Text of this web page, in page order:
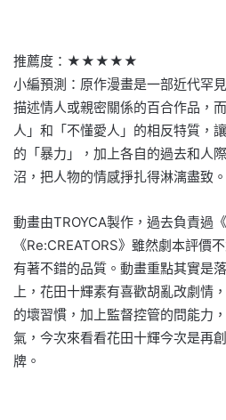
推薦度：★★★★★
小編預測：原作漫畫是一部近代罕
描述情人或親密關係的百合作品，
人」和「不懂愛人」的相反特質，
的「暴力」，加上各自的過去和人
沼，把人物的情感掙扎得淋漓盡致。
動畫由TROYCA製作，過去負責過
《Re:CREATORS》雖然劇本評價
有著不錯的品質。動畫重點其實是
上，花田十輝素有喜歡胡亂改劇情
的壞習慣，加上監督控管的問能力
氣，今次來看看花田十輝今次是再
牌。